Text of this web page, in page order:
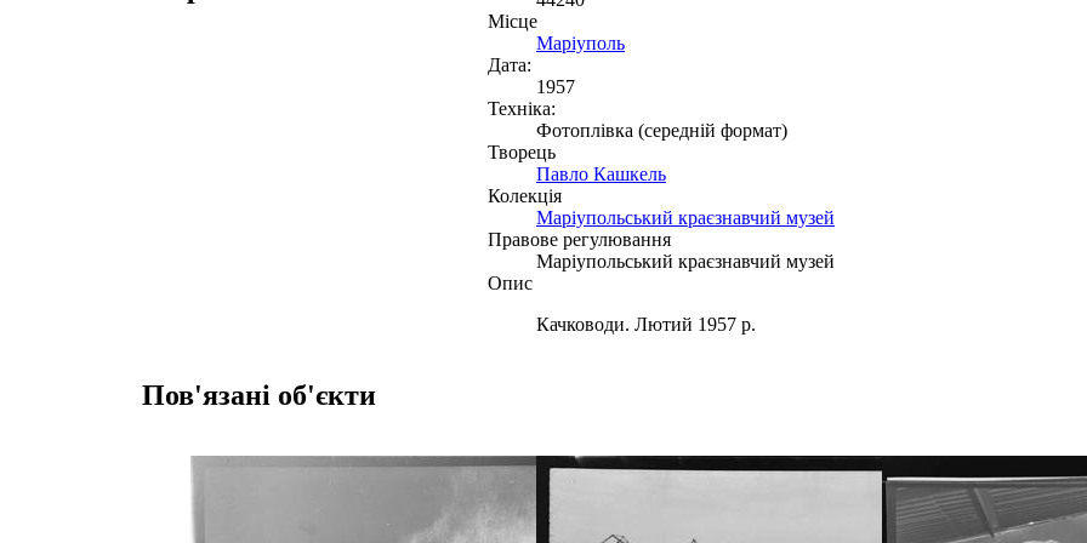
Місце
Маріуполь
Дата:
1957
Техніка:
Фотоплівка (середній формат)
Творець
Павло Кашкель
Колекція
Маріупольський краєзнавчий музей
Правове регулювання
Маріупольський краєзнавчий музей
Опис
Качководи. Лютий 1957 р.
Пов'язані об'єкти